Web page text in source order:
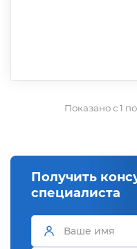
Показано с 1
Получить
специалиста